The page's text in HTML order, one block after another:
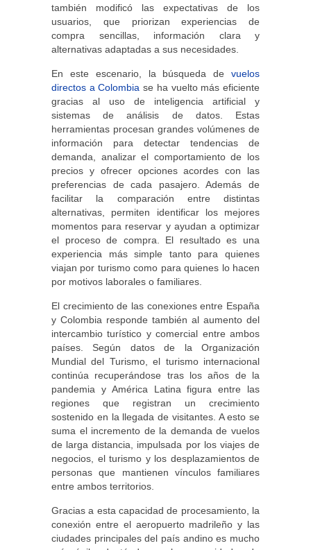
también modificó las expectativas de los
usuarios, que priorizan experiencias de
compra sencillas, información clara y
alternativas adaptadas a sus necesidades.
En este escenario, la búsqueda de vuelos
directos a Colombia se ha vuelto más eficiente
gracias al uso de inteligencia artificial y
sistemas de análisis de datos. Estas
herramientas procesan grandes volúmenes de
información para detectar tendencias de
demanda, analizar el comportamiento de los
precios y ofrecer opciones acordes con las
preferencias de cada pasajero. Además de
facilitar la comparación entre distintas
alternativas, permiten identificar los mejores
momentos para reservar y ayudan a optimizar
el proceso de compra. El resultado es una
experiencia más simple tanto para quienes
viajan por turismo como para quienes lo hacen
por motivos laborales o familiares.
El crecimiento de las conexiones entre España
y Colombia responde también al aumento del
intercambio turístico y comercial entre ambos
países. Según datos de la Organización
Mundial del Turismo, el turismo internacional
continúa recuperándose tras los años de la
pandemia y América Latina figura entre las
regiones que registran un crecimiento
sostenido en la llegada de visitantes. A esto se
suma el incremento de la demanda de vuelos
de larga distancia, impulsada por los viajes de
negocios, el turismo y los desplazamientos de
personas que mantienen vínculos familiares
entre ambos territorios.
Gracias a esta capacidad de procesamiento, la
conexión entre el aeropuerto madrileño y las
ciudades principales del país andino es mucho